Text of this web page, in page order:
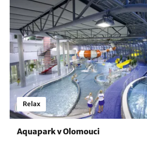
Relax
Aquapark v Olomouci